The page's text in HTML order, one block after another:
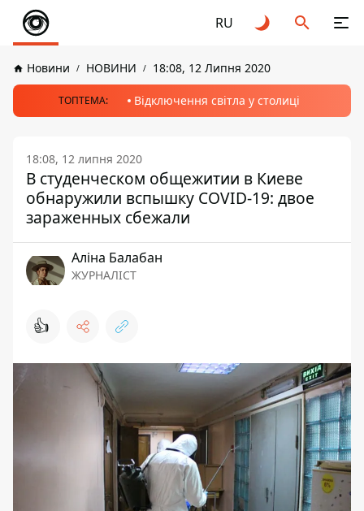
RU
Новини НОВИНИ 18:08, 12 Липня 2020
ТОПТЕМА: Відключення світла у столиці
18:08, 12 липня 2020
В студенческом общежитии в Киеве
обнаружили вспышку COVID-19: двое
зараженных сбежали
Аліна Балабан
ЖУРНАЛІСТ
👍